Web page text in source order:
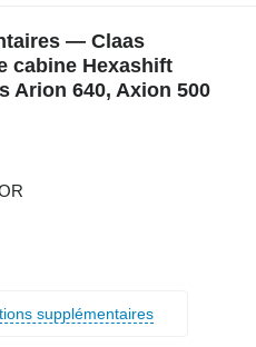
— Claas
cabine Hexashift
Arion 640, Axion 500
supplémentaires